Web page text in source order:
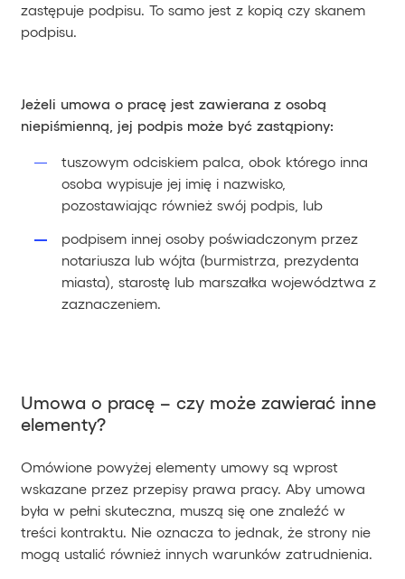
zastępuje podpisu. To samo jest z kopią czy skanem
podpisu.
Jeżeli umowa o pracę jest zawierana z osobą
niepiśmienną, jej podpis może być zastąpiony:
tuszowym odciskiem palca, obok którego inna
osoba wypisuje jej imię i nazwisko,
pozostawiając również swój podpis, lub
podpisem innej osoby poświadczonym przez
notariusza lub wójta (burmistrza, prezydenta
miasta), starostę lub marszałka województwa z
zaznaczeniem.
Umowa o pracę – czy może zawierać inne
elementy?
Omówione powyżej elementy umowy są wprost
wskazane przez przepisy prawa pracy. Aby umowa
była w pełni skuteczna, muszą się one znaleźć w
treści kontraktu. Nie oznacza to jednak, że strony nie
mogą ustalić również innych warunków zatrudnienia.